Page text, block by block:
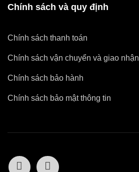
Chính sách và quy định
Chính sách thanh toán
Chính sách vận chuyển và giao nhận
Chính sách bảo hành
Chính sách bảo mật thông tin